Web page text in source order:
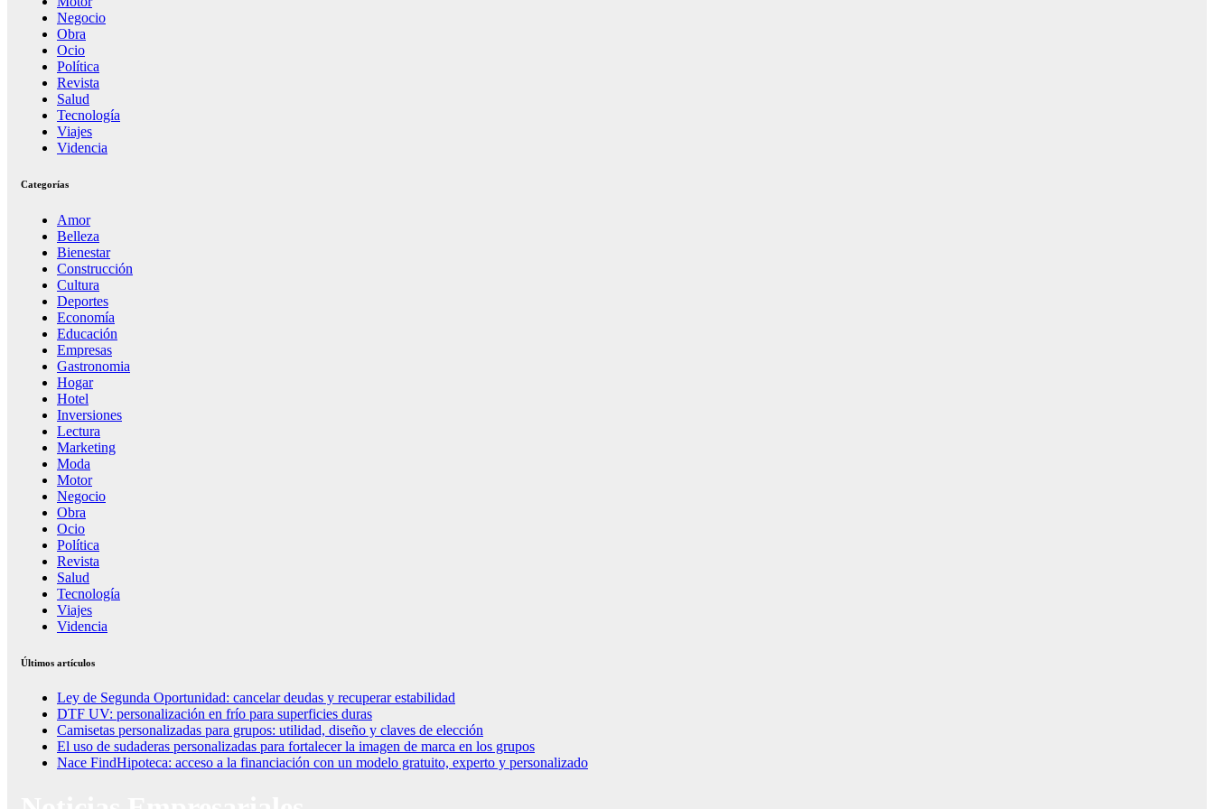
Negocio
Obra
Ocio
Política
Revista
Salud
Tecnología
Viajes
Videncia
Categorías
Amor
Belleza
Bienestar
Construcción
Cultura
Deportes
Economía
Educación
Empresas
Gastronomia
Hogar
Hotel
Inversiones
Lectura
Marketing
Moda
Motor
Negocio
Obra
Ocio
Política
Revista
Salud
Tecnología
Viajes
Videncia
Últimos artículos
Ley de Segunda Oportunidad: cancelar deudas y recuperar estabilidad
DTF UV: personalización en frío para superficies duras
Camisetas personalizadas para grupos: utilidad, diseño y claves de elección
El uso de sudaderas personalizadas para fortalecer la imagen de marca en los grupos
Nace FindHipoteca: acceso a la financiación con un modelo gratuito, experto y personalizado